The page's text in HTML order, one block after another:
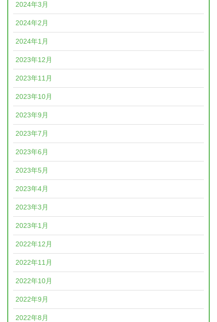
2024年3月
2024年2月
2024年1月
2023年12月
2023年11月
2023年10月
2023年9月
2023年7月
2023年6月
2023年5月
2023年4月
2023年3月
2023年1月
2022年12月
2022年11月
2022年10月
2022年9月
2022年8月